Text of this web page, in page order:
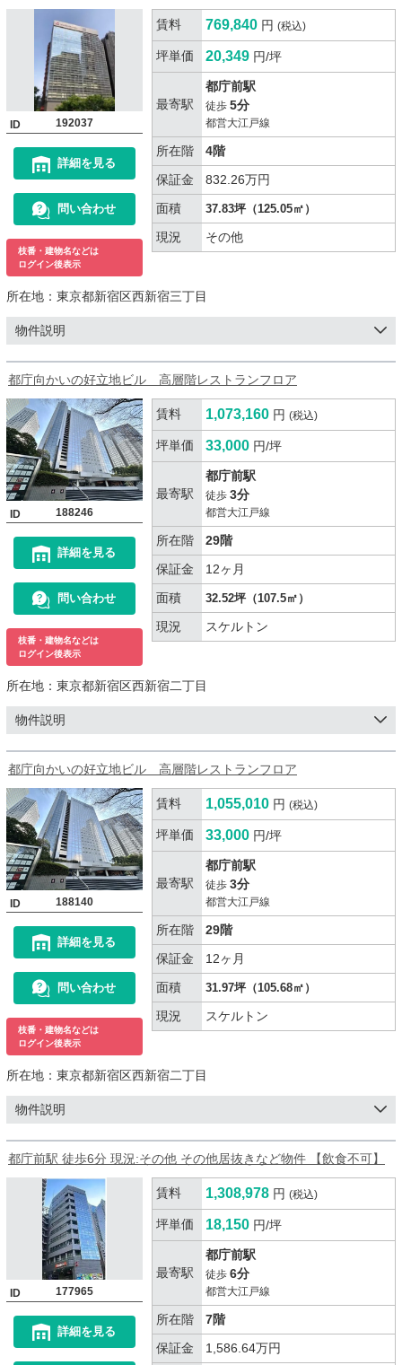
ID 192037
詳細を見る
問い合わせ
枝番・建物名などは
ログイン後表示
賃料 769,840 円 (税込)
坪単価 20,349 円/坪
最寄駅
都庁前駅
徒歩 5分
都営大江戸線
所在階
4階
保証金
832.26万円
面積
37.83坪（125.05㎡）
現況 その他
所在地： 東京都新宿区西新宿三丁目
物件説明
都庁向かいの好立地ビル 高層階レストランフロア
ID 188246
詳細を見る
問い合わせ
枝番・建物名などは
ログイン後表示
賃料 1,073,160 円 (税込)
坪単価 33,000 円/坪
最寄駅
都庁前駅
徒歩 3分
都営大江戸線
所在階
29階
保証金
12ヶ月
面積
32.52坪（107.5㎡）
現況 スケルトン
所在地： 東京都新宿区西新宿二丁目
物件説明
都庁向かいの好立地ビル 高層階レストランフロア
ID 188140
詳細を見る
問い合わせ
枝番・建物名などは
ログイン後表示
賃料 1,055,010 円 (税込)
坪単価 33,000 円/坪
最寄駅
都庁前駅
徒歩 3分
都営大江戸線
所在階
29階
保証金
12ヶ月
面積
31.97坪（105.68㎡）
現況 スケルトン
所在地： 東京都新宿区西新宿二丁目
物件説明
都庁前駅 徒歩6分 現況:その他 その他居抜きなど物件 【飲食不可】
ID 177965
詳細を見る
賃料 1,308,978 円 (税込)
坪単価 18,150 円/坪
最寄駅
都庁前駅
徒歩 6分
都営大江戸線
所在階
7階
保証金
1,586.64万円